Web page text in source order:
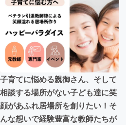
アート・写真
テクノロジー・ガジェット
映像・映画
ビジネス・起業
まちづくり・地域活性化
子育てに悩める親御さん、そして
相談する場所がない子ども達に笑
顔があふれ居場所を創りたい！そ
んな想いで経験豊富な教師たちが